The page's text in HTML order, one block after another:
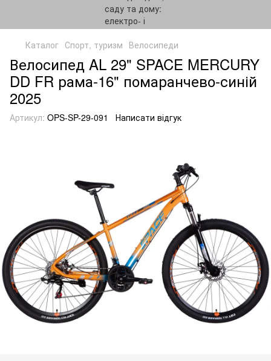
Каталог Спорт, туризм Велосипеди
Велосипед AL 29" SPACE MERCURY
DD FR рама-16" помаранчево-синій
2025
Артикул: OPS-SP-29-091 Написати відгук